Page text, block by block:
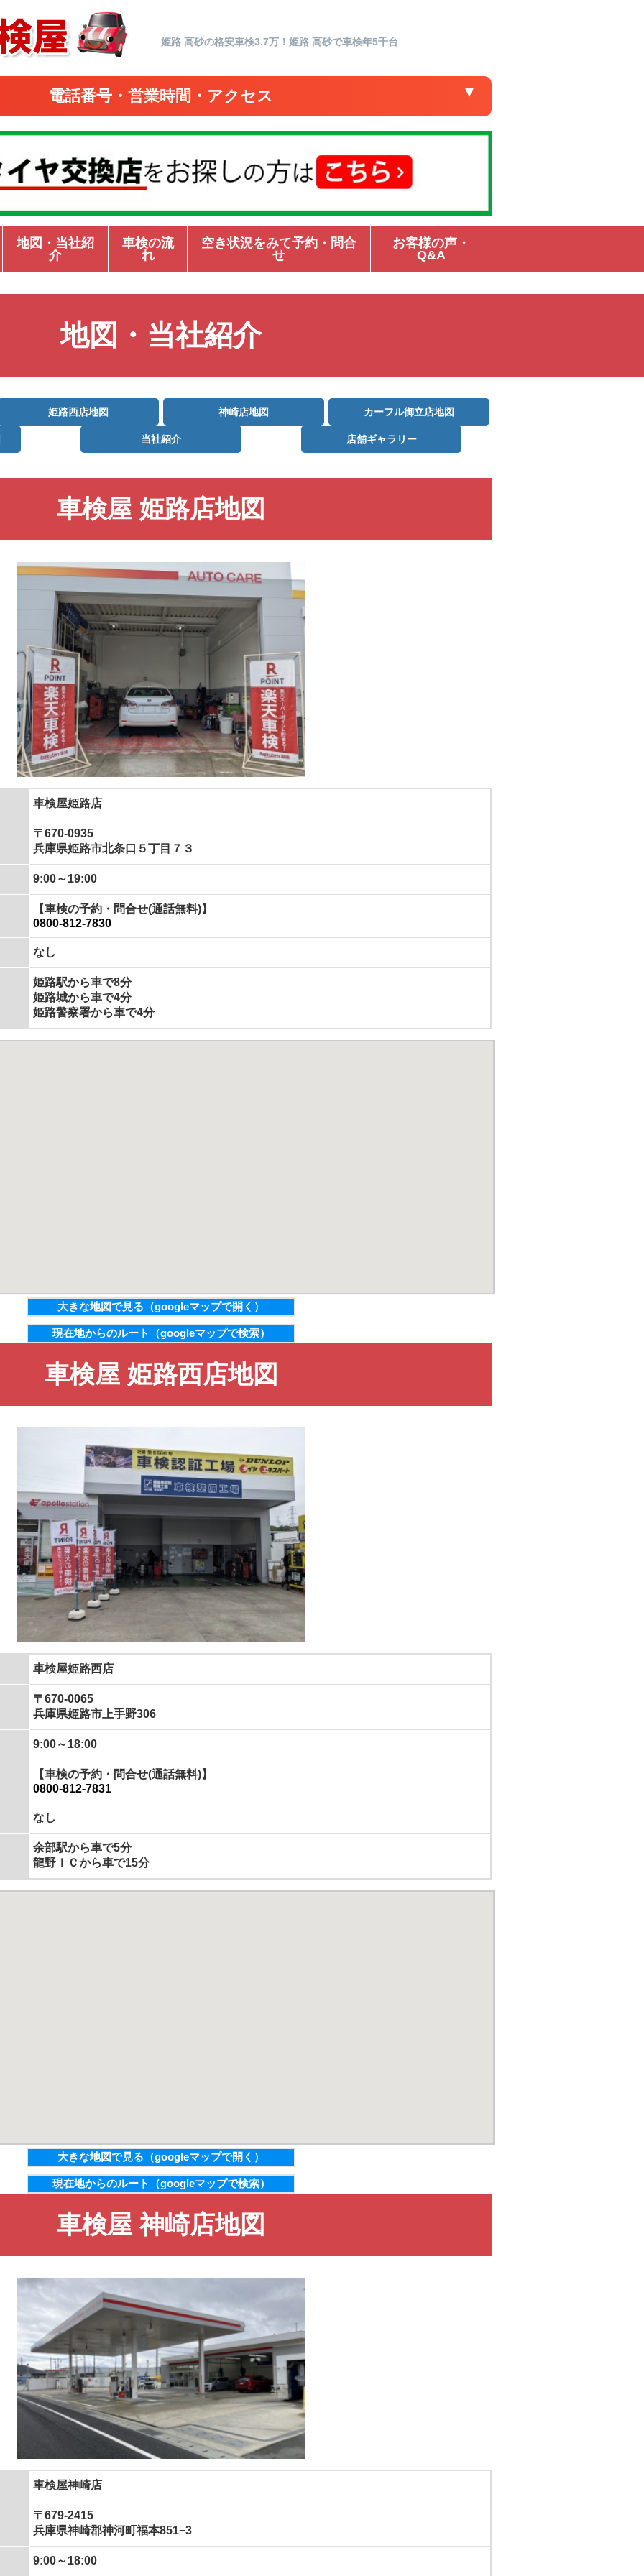
姫路 高砂の格安車検3.7万！姫路 高砂で車検年5千台
電話番号・営業時間・アクセス ▼
地図・当社紹
介
車検の流
れ
空き状況をみて予約・問合
せ
お客様の声・
Q&A
地図・当社紹介
姫路西店地図 神崎店地図 カーフル御立店地図
当社紹介 店舗ギャラリー
車検屋 姫路店地図
車検屋姫路店
〒670-0935
兵庫県姫路市北条口５丁目７３
9:00～19:00
【車検の予約・問合せ(通話無料)】
0800-812-7830
なし
姫路駅から車で8分
姫路城から車で4分
姫路警察署から車で4分
大きな地図で見る（googleマップで開く）
現在地からのルート（googleマップで検索）
車検屋 姫路西店地図
車検屋姫路西店
〒670-0065
兵庫県姫路市上手野306
9:00～18:00
【車検の予約・問合せ(通話無料)】
0800-812-7831
なし
余部駅から車で5分
龍野ＩＣから車で15分
大きな地図で見る（googleマップで開く）
現在地からのルート（googleマップで検索）
車検屋 神崎店地図
車検屋神崎店
〒679-2415
兵庫県神崎郡神河町福本851−3
9:00～18:00